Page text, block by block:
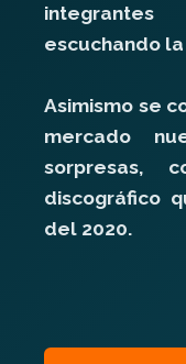
escuchando
Asimismo se
mercado
sorpresas,
discográfico
del 2020.